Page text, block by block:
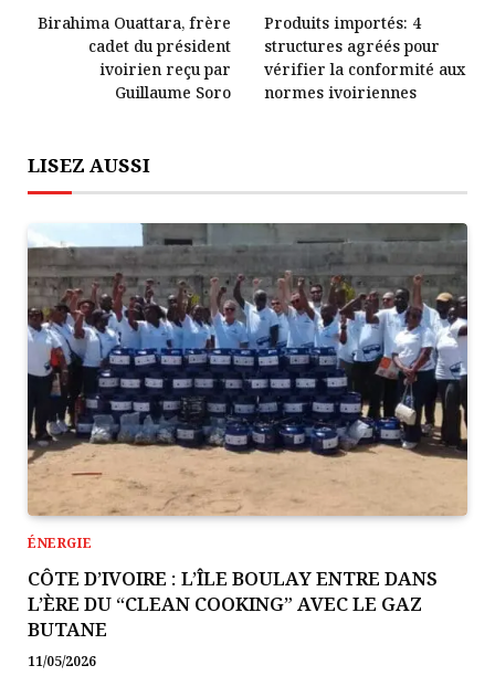
Birahima Ouattara, frère
cadet du président
ivoirien reçu par
Guillaume Soro
Produits importés: 4
structures agréés pour
vérifier la conformité aux
normes ivoiriennes
LISEZ AUSSI
ÉNERGIE
CÔTE D’IVOIRE : L’ÎLE BOULAY ENTRE DANS
L’ÈRE DU “CLEAN COOKING” AVEC LE GAZ
BUTANE
11/05/2026